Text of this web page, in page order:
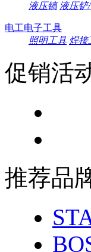
液压镐 液压铲
电工电子工具
照明工具 焊接
促销活
推荐品